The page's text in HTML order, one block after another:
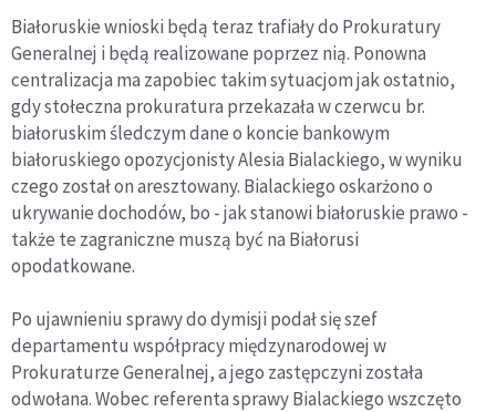
Białoruskie wnioski będą teraz trafiały do Prokuratury
Generalnej i będą realizowane poprzez nią. Ponowna
centralizacja ma zapobiec takim sytuacjom jak ostatnio,
gdy stołeczna prokuratura przekazała w czerwcu br.
białoruskim śledczym dane o koncie bankowym
białoruskiego opozycjonisty Alesia Bialackiego, w wyniku
czego został on aresztowany. Bialackiego oskarżono o
ukrywanie dochodów, bo - jak stanowi białoruskie prawo -
także te zagraniczne muszą być na Białorusi
opodatkowane.
Po ujawnieniu sprawy do dymisji podał się szef
departamentu współpracy międzynarodowej w
Prokuraturze Generalnej, a jego zastępczyni została
odwołana. Wobec referenta sprawy Bialackiego wszczęto